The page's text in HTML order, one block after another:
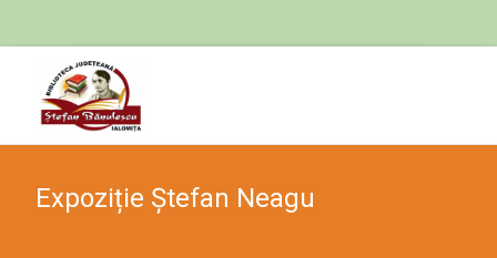
Expoziție Ștefan Neagu